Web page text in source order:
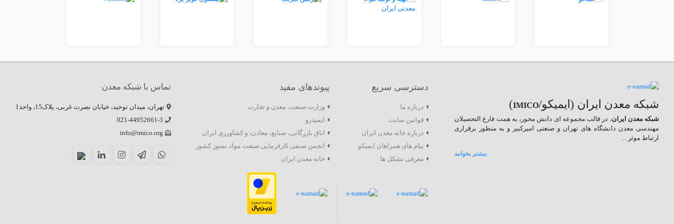
شبکه معدن ایران (ایمیکو/IMICO
)
شبکه معدن ایران، در قالب مجموعه ای دانش محور، به همت فارغ­ التحصیلان
مهندسی معدن دانشگاه ­های تهران و صنعتی امیرکبیر و به منظور برقراری
ارتباط موثر ...
بیشتر بخوانید
دسترسی سریع
درباره ما
قوانین سایت
درباره خانه معدن ایران
پیام های همراهان ایمیکو
معرفی تشکل ها
پیوندهای مفید
وزارت صنعت، معدن و تجارت
ایمیدرو
اتاق بازرگانی، صنایع، معادن، و کشاورزی ایران
انجمن صنفی کارفرمایی صنعت مواد نسوز کشور
خانه معدن ایران
تماس با شبکه معدن
تهران، میدان توحید، خیابان نصرت غربی، پلاک15، واحد1
021-44952661-3
info@imico.org